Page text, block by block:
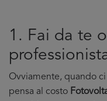
1. Fai da te
Ovviamente, quando
pensa al costo